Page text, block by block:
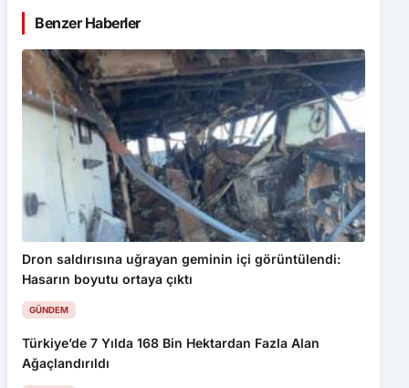
Benzer Haberler
Dron saldırısına uğrayan geminin içi görüntülendi:
Hasarın boyutu ortaya çıktı
GÜNDEM
Türkiye’de 7 Yılda 168 Bin Hektardan Fazla Alan
Ağaçlandırıldı